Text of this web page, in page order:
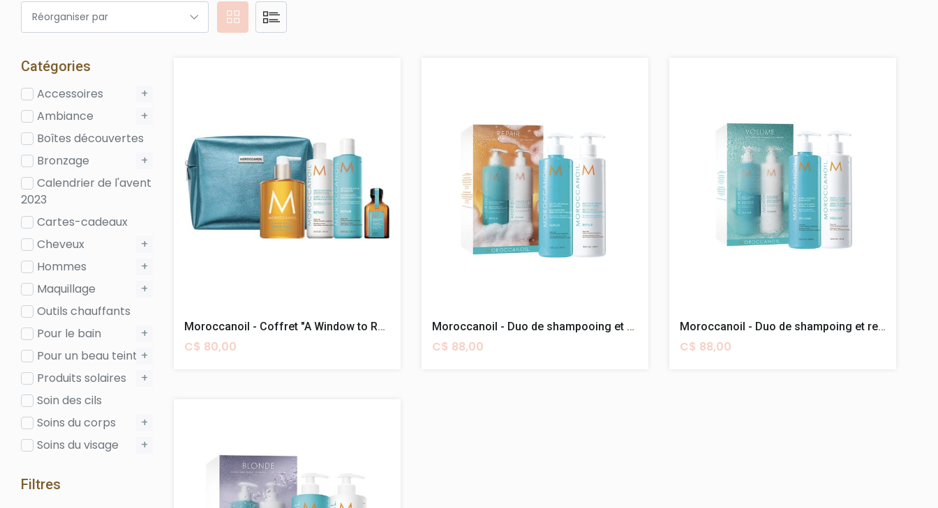
Catégories
Accessoires
+
Ambiance
+
Boîtes découvertes
Bronzage
+
Calendrier de l'avent
2023
Cartes-cadeaux
Cheveux
+
Hommes
+
Maquillage
+
Outils chauffants
Pour le bain
+
Pour un beau teint +
Produits solaires
+
Soin des cils
Soins du corps
+
Soins du visage
+
Filtres
Moroccanoil - Coffret "A Window to Repair"
C$ 80,00
Moroccanoil - Duo de shampooing et revitalisant Repair
C$ 88,00
Moroccanoil - Duo de shampoing et revitalisant Volume
C$ 88,00